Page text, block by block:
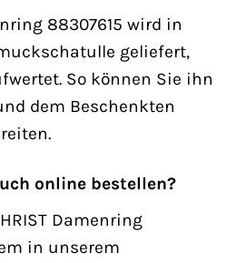
88307615 wird in
geliefert,
So können Sie ihn
dem Beschenkten
online bestellen?
Damenring
in unserem